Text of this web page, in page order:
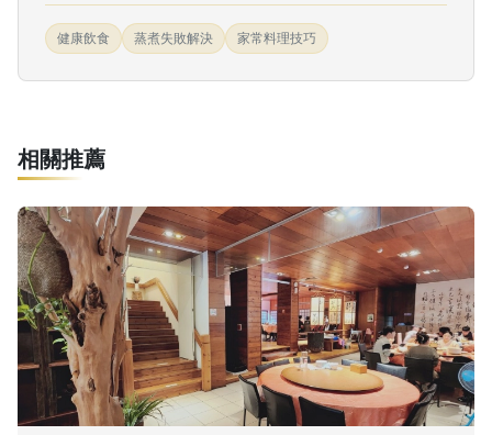
健康飲食 蒸煮失敗解決 家常料理技巧
相關推薦